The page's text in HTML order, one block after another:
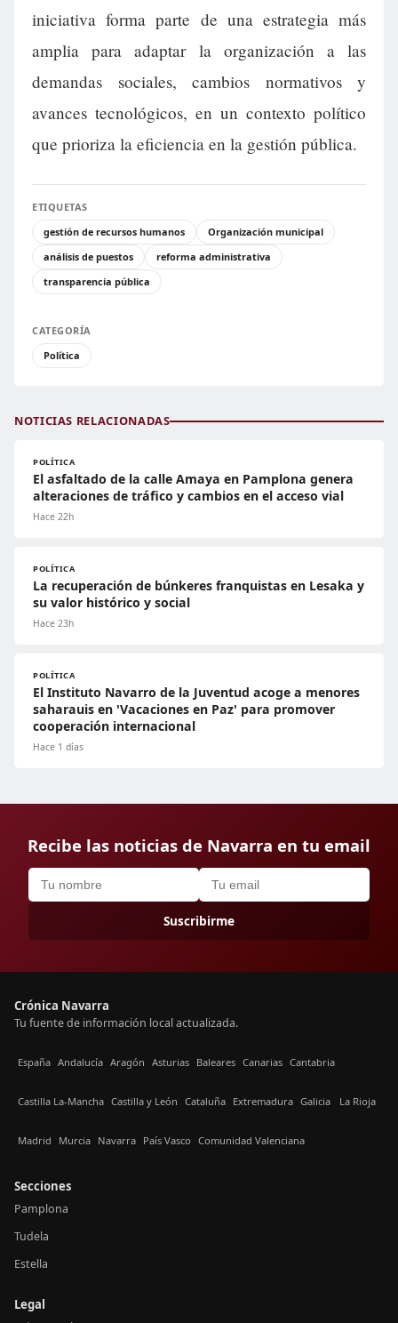
iniciativa forma parte de una estrategia más
amplia para adaptar la organización a las
demandas sociales, cambios normativos y
avances tecnológicos, en un contexto político
que prioriza la eficiencia en la gestión pública.
ETIQUETAS
gestión de recursos humanos
Organización municipal
análisis de puestos
reforma administrativa
transparencia pública
CATEGORÍA
Política
NOTICIAS RELACIONADAS
POLÍTICA
El asfaltado de la calle Amaya en Pamplona genera
alteraciones de tráfico y cambios en el acceso vial
Hace 22h
POLÍTICA
La recuperación de búnkeres franquistas en Lesaka y
su valor histórico y social
Hace 23h
POLÍTICA
El Instituto Navarro de la Juventud acoge a menores
saharauis en 'Vacaciones en Paz' para promover
cooperación internacional
Hace 1 días
Recibe las noticias de Navarra en tu email
Suscribirme
Crónica Navarra
Tu fuente de información local actualizada.
España Andalucía Aragón Asturias Baleares Canarias Cantabria
Castilla La-Mancha Castilla y León Cataluña Extremadura Galicia La Rioja
Madrid Murcia Navarra País Vasco Comunidad Valenciana
Secciones
Pamplona
Tudela
Estella
Legal